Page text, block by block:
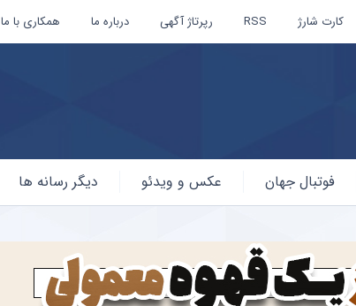
کارت شارژ RSS رپرتاژ آگهی درباره ما همکاری با ما
فوتبال جهان عکس و ویدئو دیگر رسانه ها